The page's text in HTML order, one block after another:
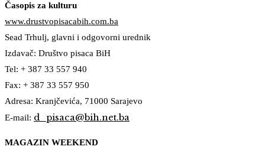
Časopis za kulturu
www.drustvopisacabih.com.ba
Sead Trhulj, glavni i odgovorni urednik
Izdavač: Društvo pisaca BiH
Tel: + 387 33 557 940
Fax: + 387 33 557 950
Adresa: Kranjčevića, 71000 Sarajevo
E-mail: d_pisaca@bih.net.ba
MAGAZIN WEEKEND